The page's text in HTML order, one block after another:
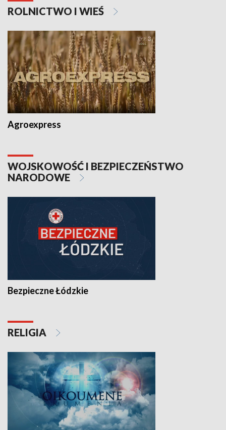
ROLNICTWO I WIEŚ
Agroexpress
WOJSKOWOŚĆ I BEZPIECZEŃSTWO
NARODOWE
Bezpieczne Łódzkie
RELIGIA